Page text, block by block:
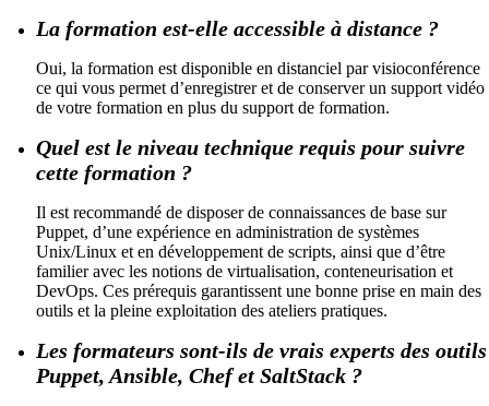
La formation est-elle accessible à distance ?
Oui, la formation est disponible en distanciel par visioconférence
ce qui vous permet d’enregistrer et de conserver un support vidéo
de votre formation en plus du support de formation.
Quel est le niveau technique requis pour suivre
cette formation ?
Il est recommandé de disposer de connaissances de base sur
Puppet, d’une expérience en administration de systèmes
Unix/Linux et en développement de scripts, ainsi que d’être
familier avec les notions de virtualisation, conteneurisation et
DevOps. Ces prérequis garantissent une bonne prise en main des
outils et la pleine exploitation des ateliers pratiques.
Les formateurs sont-ils de vrais experts des outils
Puppet, Ansible, Chef et SaltStack ?